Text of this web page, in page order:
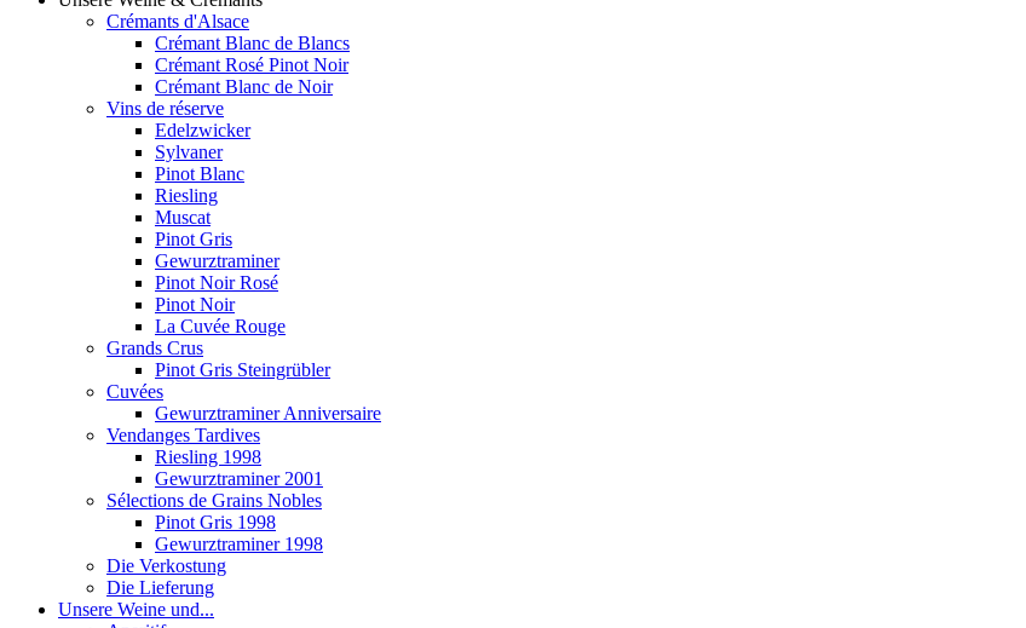
Crémants d'Alsace
Crémant Blanc de Blancs
Crémant Rosé Pinot Noir
Crémant Blanc de Noir
Vins de réserve
Edelzwicker
Sylvaner
Pinot Blanc
Riesling
Muscat
Pinot Gris
Gewurztraminer
Pinot Noir Rosé
Pinot Noir
La Cuvée Rouge
Grands Crus
Pinot Gris Steingrübler
Cuvées
Gewurztraminer Anniversaire
Vendanges Tardives
Riesling 1998
Gewurztraminer 2001
Sélections de Grains Nobles
Pinot Gris 1998
Gewurztraminer 1998
Die Verkostung
Die Lieferung
Unsere Weine und...